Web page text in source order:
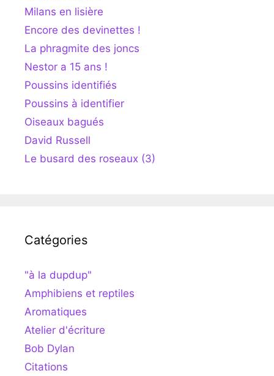
Milans en lisière
Encore des devinettes !
La phragmite des joncs
Nestor a 15 ans !
Poussins identifiés
Poussins à identifier
Oiseaux bagués
David Russell
Le busard des roseaux (3)
Catégories
"à la dupdup"
Amphibiens et reptiles
Aromatiques
Atelier d'écriture
Bob Dylan
Citations